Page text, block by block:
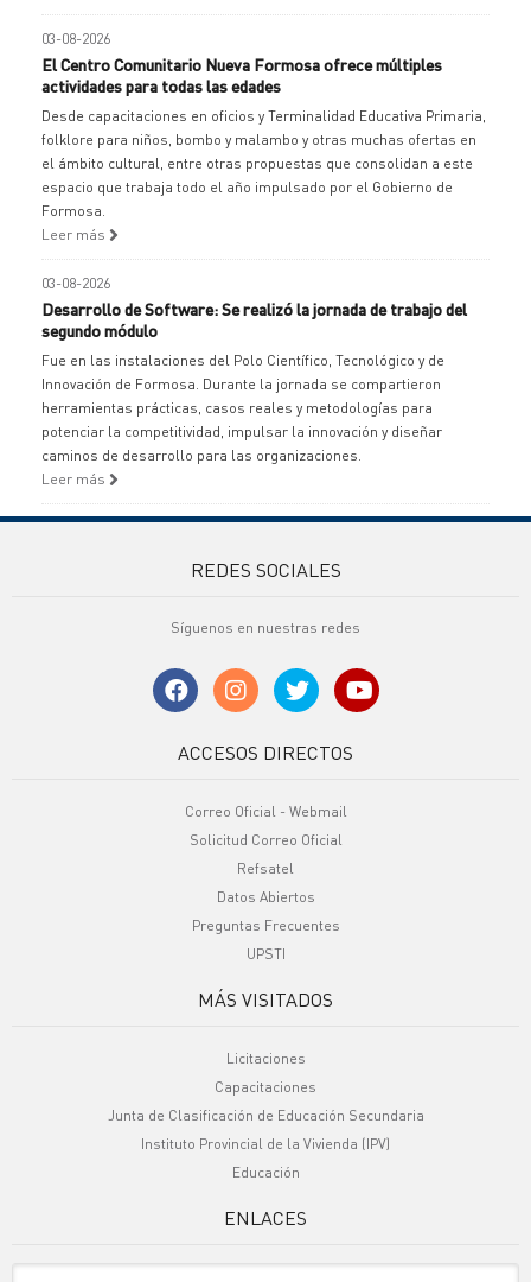
03-08-2026
El Centro Comunitario Nueva Formosa ofrece múltiples
actividades para todas las edades
Desde capacitaciones en oficios y Terminalidad Educativa Primaria,
folklore para niños, bombo y malambo y otras muchas ofertas en
el ámbito cultural, entre otras propuestas que consolidan a este
espacio que trabaja todo el año impulsado por el Gobierno de
Formosa.
Leer más
03-08-2026
Desarrollo de Software: Se realizó la jornada de trabajo del
segundo módulo
Fue en las instalaciones del Polo Científico, Tecnológico y de
Innovación de Formosa. Durante la jornada se compartieron
herramientas prácticas, casos reales y metodologías para
potenciar la competitividad, impulsar la innovación y diseñar
caminos de desarrollo para las organizaciones.
Leer más
REDES SOCIALES
Síguenos en nuestras redes
ACCESOS DIRECTOS
Correo Oficial - Webmail
Solicitud Correo Oficial
Refsatel
Datos Abiertos
Preguntas Frecuentes
UPSTI
MÁS VISITADOS
Licitaciones
Capacitaciones
Junta de Clasificación de Educación Secundaria
Instituto Provincial de la Vivienda (IPV)
Educación
ENLACES